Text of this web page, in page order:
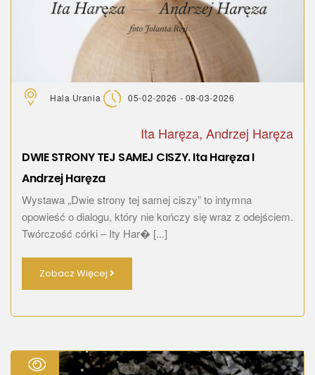
Hala Urania 05-02-2026 - 08-03-2026
Ita Haręza, Andrzej Haręza
DWIE STRONY TEJ SAMEJ CISZY. Ita Haręza I
Andrzej Haręza
Wystawa „Dwie strony tej samej ciszy” to intymna
opowieść o dialogu, który nie kończy się wraz z odejściem.
Twórczość córki – Ity Har� [...]
Zobacz Więcej